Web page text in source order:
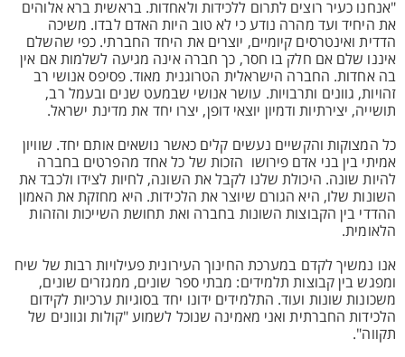
"אנחנו כעיר רוצים לתרום ללכידות ולאחדות. בראשית ברא אלוהים
את היחיד ועד מהרה נודע כי לא טוב היות האדם לבדו. משיכה
הדדית ואינטרסים קיומיים, יוצרים את היחד החברתי. כפי שהשלם
איננו שלם אם חלק בו חסר, כך חברה אינה מגיעה לשלמות אם אין
בה אחדות. החברה הישראלית הטרוגנית מאוד. פסיפס אנושי רב
זהויות, גוונים ותרבויות. עושר אנושי שבמעט שנים ובעמל רב,
תושייה, יצירתיות ודמיון יוצאי דופן, יצרו יחד את מדינת ישראל.
כל המצוקות והקשיים נעשים קלים כאשר נושאים אותם יחד. שוויון
אמיתי בין בני אדם פירושו הזכות של כל אחד מהפרטים בחברה
להיות שונה. היכולת שלנו לקבל את השונה, לחיות לצידו ולכבד את
השונות שלו, היא הגורם שיוצר את הלכידות. היא מחזקת את האמון
ההדדי בין הקבוצות השונות בחברה ואת תחושת השייכות והזהות
הלאומית.
אנו נמשיך לקדם במערכת החינוך העירונית פעילויות רבות של שיח
ומפגש בין קבוצות תלמידים: מבתי ספר שונים, ממגזרים שונים,
משכונות שונות ועוד. התלמידים ידונו יחד בסוגיות ערכיות לקידום
הלכידות החברתית ואני מאמינה שנוכל לשמוע "קולות וגוונים של
תקווה".